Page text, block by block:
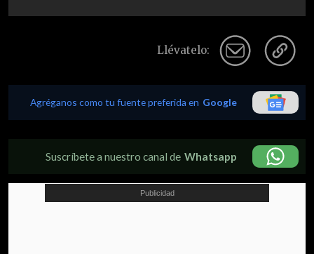
Llévatelo:
Agréganos como tu fuente preferida en Google
Suscríbete a nuestro canal de Whatsapp